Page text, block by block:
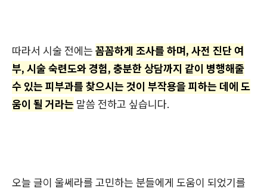
따라서 시술 전에는 꼼꼼하게 조사를 하며, 사전 진단 여
부, 시술 숙련도와 경험, 충분한 상담까지 같이 병행해줄
수 있는 피부과를 찾으시는 것이 부작용을 피하는 데에 도
움이 될 거라는 말씀 전하고 싶습니다.
오늘 글이 울쎄라를 고민하는 분들에게 도움이 되었기를